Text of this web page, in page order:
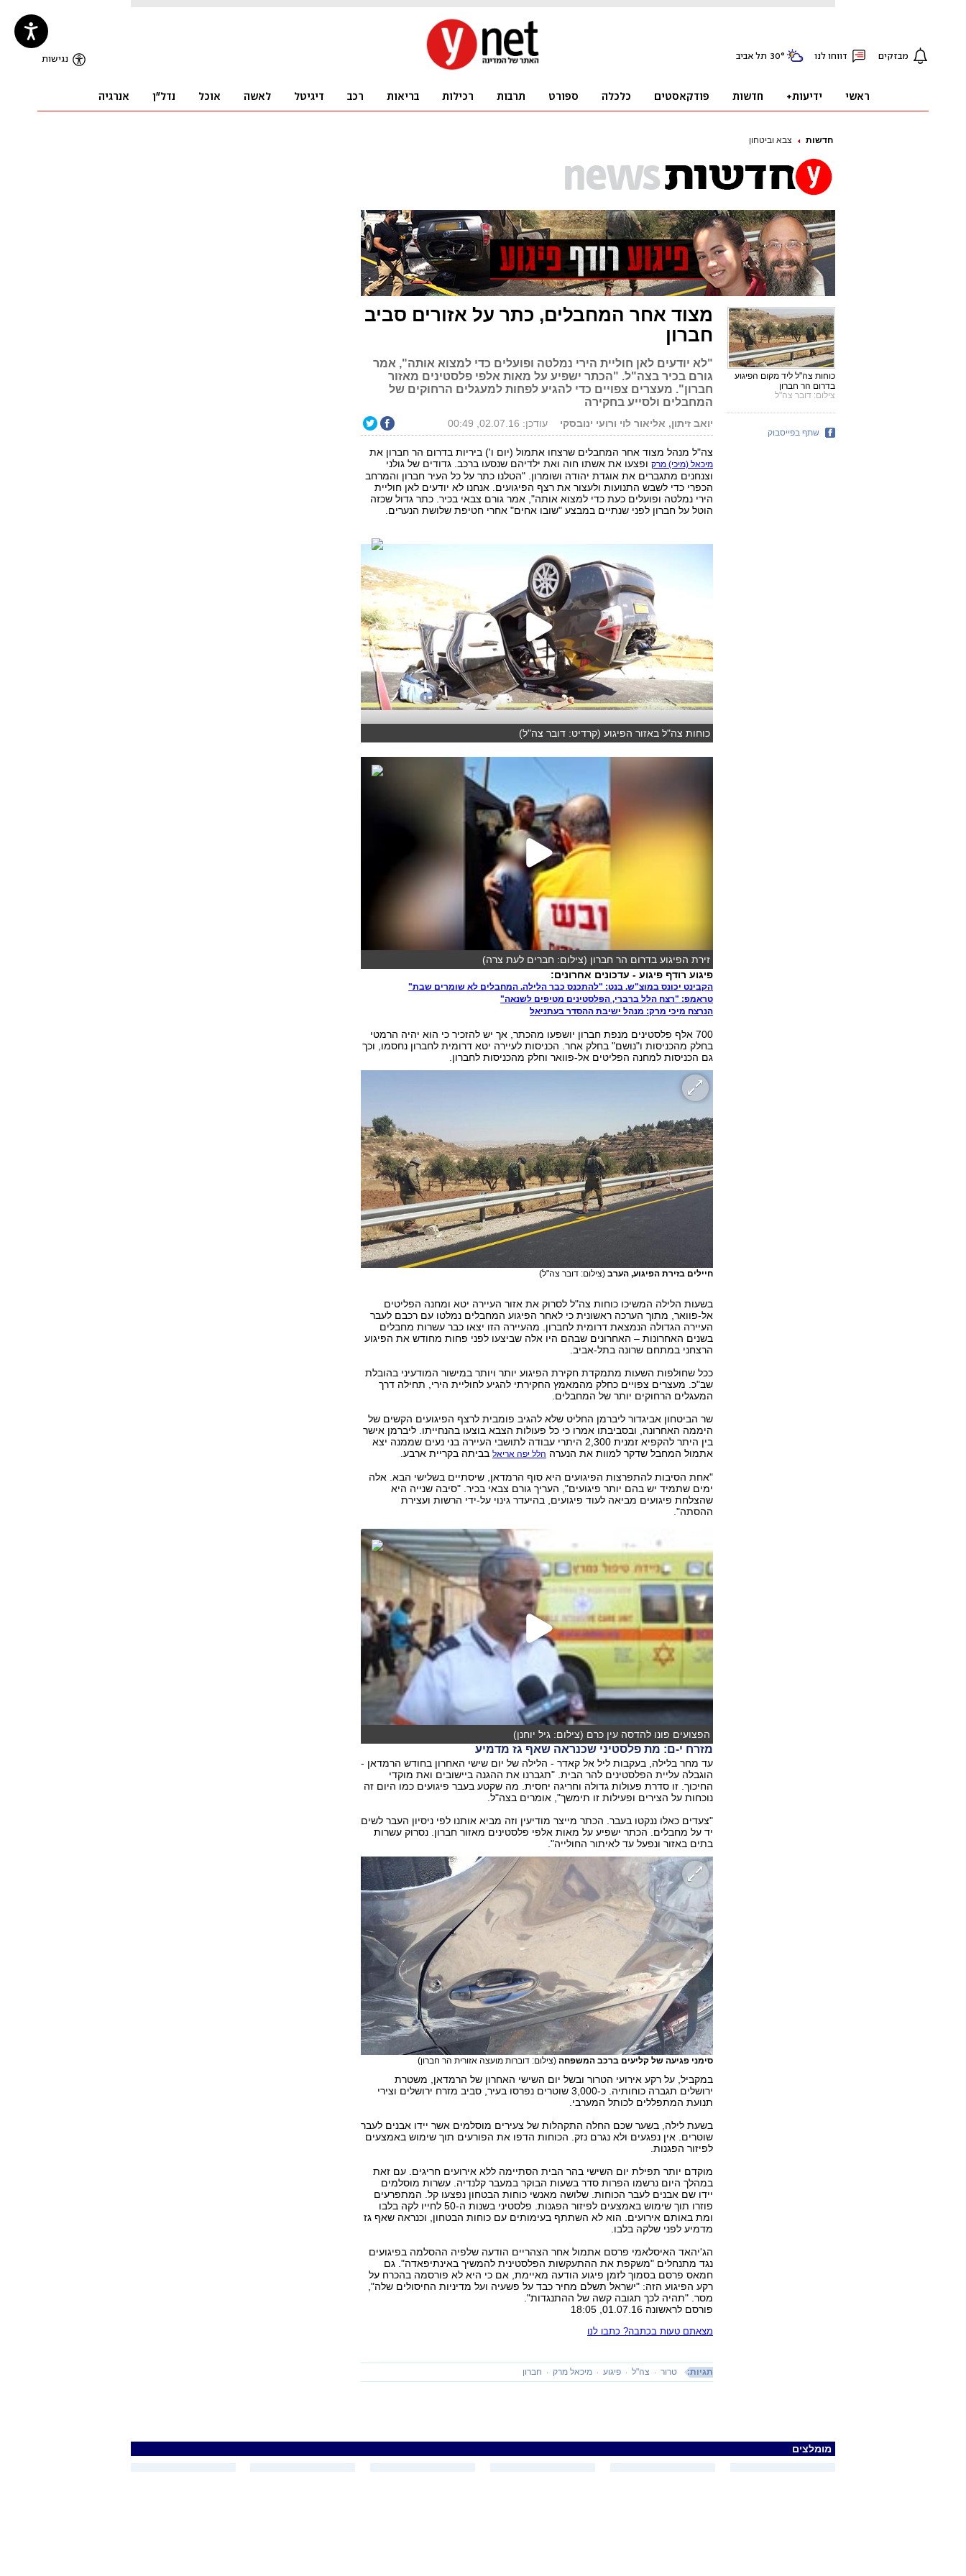
חדשות צבא וביטחון
מצוד אחר המחבלים, כתר על אזורים סביב
חברון
"לא יודעים לאן חוליית הירי נמלטה ופועלים כדי למצוא אותה", אמר
גורם בכיר בצה"ל. "הכתר ישפיע על מאות אלפי פלסטינים מאזור
חברון". מעצרים צפויים כדי להגיע לפחות למעגלים הרחוקים של
המחבלים ולסייע בחקירה
יואב זיתון, אליאור לוי ורועי ינובסקי עודכן: 02.07.16, 00:49
צה"ל מנהל מצוד אחר המחבלים שרצחו אתמול (יום ו') ביריות בדרום הר חברון את
מיכאל (מיכי) מרקופצעו את אשתו חוה ואת ילדיהם שנסעו ברכב. גדודים של גולני
וצנחנים מתגברים את אוגדת יהודה ושומרון. "הטלנו כתר על כל העיר חברון והמרחב
הכפרי כדי לשבש התנועות ולעצור את רצף הפיגועים. אנחנו לא יודעים לאן חוליית
הירי נמלטה ופועלים כעת כדי למצוא אותה", אמר גורם צבאי בכיר. כתר גדול שכזה
הוטל על חברון לפני שנתיים במבצע "שובו אחים" אחרי חטיפת שלושת הנערים.
כוחות צה"ל באזור הפיגוע (קרדיט: דובר צה"ל)
זירת הפיגוע בדרום הר חברון (צילום: חברים לעת צרה)
פיגוע רודף פיגוע - עדכונים אחרונים:
הקבינט יכונס במוצ"ש. בנט: "להתכנס כבר הלילה. המחבלים לא שומרים שבת"
טראמפ: "רצח הלל ברברי, הפלסטינים מטיפים לשנאה"
הנרצח מיכי מרק: מנהל ישיבת ההסדר בעתניאל
700 אלף פלסטינים מנפת חברון יושפעו מהכתר, אך יש להזכיר כי הוא יהיה הרמטי
בחלק מהכניסות ו"נושם" בחלק אחר. הכניסות לעיירה יטא דרומית לחברון נחסמו, וכך
גם הכניסות למחנה הפליטים אל-פוואר וחלק מהכניסות לחברון.
חיילים בזירת הפיגוע, הערב (צילום: דובר צה"ל)
בשעות הלילה המשיכו כוחות צה"ל לסרוק את אזור העיירה יטא ומחנה הפליטים
אל-פוואר, מתוך הערכה ראשונית כי לאחר הפיגוע המחבלים נמלטו עם רכבם לעבר
העיירה הגדולה הנמצאת דרומית לחברון. מהעיירה הזו יצאו כבר עשרות מחבלים
בשנים האחרונות – האחרונים שבהם היו אלה שביצעו לפני פחות מחודש את הפיגוע
הרצחני במתחם שרונה בתל-אביב.
ככל שחולפות השעות מתמקדת חקירת הפיגוע יותר ויותר במישור המודעיני בהובלת
שב"כ. מעצרים צפויים כחלק מהמאמץ החקירתי להגיע לחוליית הירי, תחילה דרך
המעגלים הרחוקים יותר של המחבלים.
שר הביטחון אביגדור ליברמן החליט שלא להגיב פומבית לרצף הפיגועים הקשים של
היממה האחרונה, ובסביבתו אמרו כי כל פעולות הצבא בוצעו בהנחייתו. ליברמן אישר
בין היתר להקפיא זמנית 2,300 היתרי עבודה לתושבי העיירה בני נעים שממנה יצא
אתמול המחבל שדקר למוות את הנערה הלל יפה אריאלבביתה בקריית ארבע.
"אחת הסיבות להתפרצות הפיגועים היא סוף הרמדאן, שיסתיים בשלישי הבא. אלה
ימים שתמיד יש בהם יותר פיגועים", העריך גורם צבאי בכיר. "סיבה שנייה היא
שהצלחת פיגועים מביאה לעוד פיגועים, בהיעדר גינוי על-ידי הרשות ועצירת
ההסתה".
הפצועים פונו להדסה עין כרם (צילום: גיל יוחנן)
מזרח י-ם: מת פלסטיני שכנראה שאף גז מדמיע
עד מחר בלילה, בעקבות ליל אל קאדר - הלילה של יום שישי האחרון בחודש הרמדאן -
הוגבלה עליית הפלסטינים להר הבית. "תגברנו את ההגנה ביישובים ואת מוקדי
החיכוך. זו סדרת פעולות גדולה וחריגה יחסית. מה שקטע בעבר פיגועים כמו היום זה
נוכחות על הצירים ופעילות זו תימשך", אומרים בצה"ל.
"צעדים כאלו ננקטו בעבר. הכתר מייצר מודיעין וזה מביא אותנו לפי ניסיון העבר לשים
יד על מחבלים. הכתר ישפיע על מאות אלפי פלסטינים מאזור חברון. נסרוק עשרות
בתים באזור ונפעל עד לאיתור החולייה".
סימני פגיעה של קליעים ברכב המשפחה (צילום: דוברות מועצה אזורית הר חברון)
במקביל, על רקע אירועי הטרור ובשל יום השישי האחרון של הרמדאן, משטרת
ירושלים תגברה כוחותיה. כ-3,000 שוטרים נפרסו בעיר, סביב מזרח ירושלים וצירי
תנועת המתפללים לכותל המערבי.
בשעת לילה, בשער שכם החלה התקהלות של צעירים מוסלמים אשר יידו אבנים לעבר
שוטרים. אין נפגעים ולא נגרם נזק. הכוחות הדפו את הפורעים תוך שימוש באמצעים
לפיזור הפגנות.
מוקדם יותר תפילת יום השישי בהר הבית הסתיימה ללא אירועים חריגים. עם זאת
במהלך היום נרשמו הפרות סדר בשעות הבוקר במעבר קלנדיה. עשרות מוסלמים
יידו שם אבנים לעבר הכוחות. שלושה מאנשי כוחות הבטחון נפצעו קל. המתפרעים
פוזרו תוך שימוש באמצעים לפיזור הפגנות. פלסטיני בשנות ה-50 לחייו לקה בלבו
ומת באותם אירועים. הוא לא השתתף בעימותים עם כוחות הבטחון, וכנראה שאף גז
מדמיע לפני שלקה בלבו.
הג'יהאד האיסלאמי פרסם אתמול אחר הצהריים הודעה שלפיה ההסלמה בפיגועים
נגד מתנחלים "משקפת את ההתעקשות הפלסטינית להמשיך באינתיפאדה". גם
חמאס פרסם בסמוך לזמן פיגוע הודעה מאיימת, אם כי היא לא פורסמה בהכרח על
רקע הפיגוע הזה: "ישראל תשלם מחיר כבד על פשעיה ועל מדיניות החיסולים שלה",
מסר. "תהיה לכך תגובה קשה של ההתנגדות".
פורסם לראשונה 01.07.16, 18:05
מצאתם טעות בכתבה? כתבו לנו
תגיות: טרור צה"ל פיגוע מיכאל מרק חברון
כוחות צה"ל ליד מקום הפיגוע
בדרום הר חברון
צילום: דובר צה"ל
שתף בפייסבוק
מומלצים